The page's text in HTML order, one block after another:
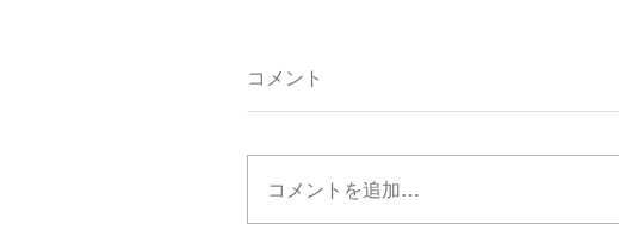
コメント
コメントを追加…